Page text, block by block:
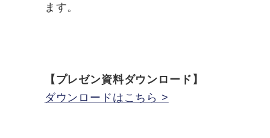
ます。
【プレゼン資料ダウンロード】
ダウンロードはこちら >